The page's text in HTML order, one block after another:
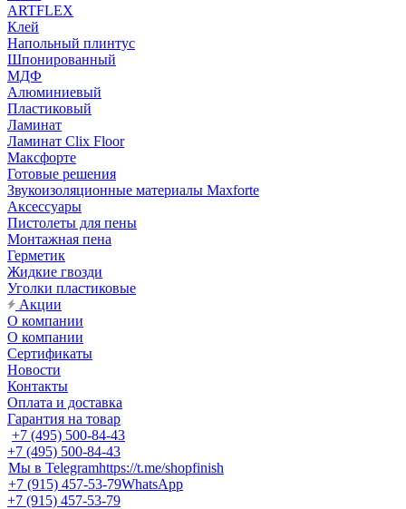
ARTFLEX
Клей
Напольный плинтус
Шпонированный
МДФ
Алюминиевый
Пластиковый
Ламинат
Ламинат Clix Floor
Максфорте
Готовые решения
Звукоизоляционные материалы Maxforte
Аксессуары
Пистолеты для пены
Монтажная пена
Герметик
Жидкие гвозди
Уголки пластиковые
Акции
О компании
О компании
Сертификаты
Новости
Контакты
Оплата и доставка
Гарантия на товар
+7 (495) 500-84-43
+7 (495) 500-84-43
Мы в Telegramhttps://t.me/shopfinish
+7 (915) 457-53-79WhatsApp
+7 (915) 457-53-79